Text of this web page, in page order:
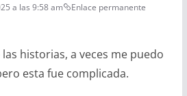
a las 9:58 am Enlace permanente
historias, a veces me puedo
esta fue complicada.